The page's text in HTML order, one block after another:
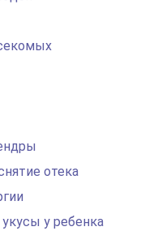
отека
у ребенка